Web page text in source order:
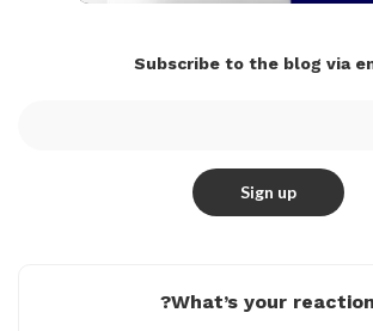
Subscribe to the blog via
What’s your reaction?